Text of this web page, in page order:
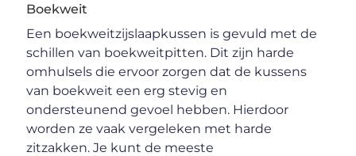
Boekweit
Een boekweitzijslaapkussen is gevuld met de
schillen van boekweitpitten. Dit zijn harde
omhulsels die ervoor zorgen dat de kussens
van boekweit een erg stevig en
ondersteunend gevoel hebben. Hierdoor
worden ze vaak vergeleken met harde
zitzakken. Je kunt de meeste